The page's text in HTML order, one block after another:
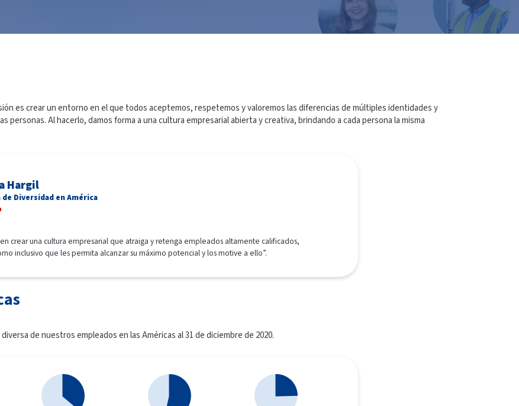
es crear un entorno en el que todos aceptemos, respetemos y valoremos las diferencias de múltiples identidades y
personas. Al hacerlo, damos forma a una cultura empresarial abierta y creativa, brindando a cada persona la misma
Hargil
Diversidad en América
crear una cultura empresarial que atraiga y retenga empleados altamente calificados,
inclusivo que les permita alcanzar su máximo potencial y los motive a ello”.
de nuestros empleados en las Américas al 31 de diciembre de 2020.